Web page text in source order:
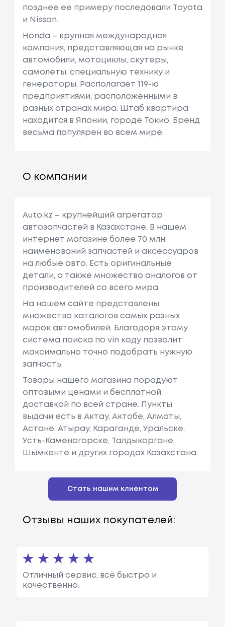
позднее ее примеру последовали Toyota
и Nissan.
Honda – крупная международная
компания, представляющая на рынке
автомобили, мотоциклы, скутеры,
самолеты, специальную технику и
генераторы. Располагает 119-ю
предприятиями, расположенными в
разных странах мира. Штаб квартира
находится в Японии, городе Токио. Бренд
весьма популярен во всем мире.
О компании
Auto.kz – крупнейший агрегатор
автозапчастей в Казахстане. В нашем
интернет магазине более 70 млн
наименований запчастей и аксессуаров
на любые авто. Есть оригинальные
детали, а также множество аналогов от
производителей со всего мира.
На нашем сайте представлены
множество каталогов самых разных
марок автомобилей. Благодоря этому,
система поиска по vin коду позволит
максимально точно подобрать нужную
запчасть.
Товары нашего магазина порадуют
оптовыми ценами и бесплатной
доставкой по всей стране. Пункты
выдачи есть в Актау, Актобе, Алматы,
Астане, Атырау, Караганде, Уральске,
Усть-Каменогорске, Талдыкоргане,
Шымкенте и других городах Казахстана.
Стать нашим клиентом
Отзывы наших покупателей:
Отличный сервис, всё быстро и
качественно.